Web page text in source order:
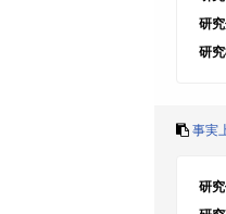
研
研
事実
研